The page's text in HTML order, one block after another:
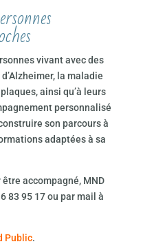
vivant avec des
la maladie
ainsi qu’à leurs
personnalisé
son parcours à
adaptées à sa
accompagné, MND
83 95 17 ou par mail à
Public.